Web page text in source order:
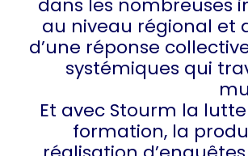
dans les nombreuses
au niveau régional et
d’une réponse
systémiques qui
Et avec Stourm la
formation, la